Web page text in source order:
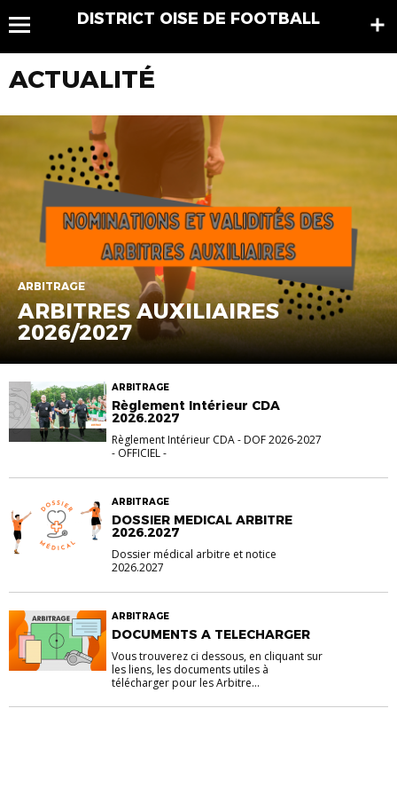
DISTRICT OISE DE FOOTBALL
ACTUALITÉ
ARBITRAGE
ARBITRES AUXILIAIRES
2026/2027
ARBITRAGE
Règlement Intérieur CDA
2026.2027
Règlement Intérieur CDA - DOF 2026-2027
- OFFICIEL -
ARBITRAGE
DOSSIER MEDICAL ARBITRE
2026.2027
Dossier médical arbitre et notice
2026.2027
ARBITRAGE
DOCUMENTS A TELECHARGER
Vous trouverez ci dessous, en cliquant sur
les liens, les documents utiles à
télécharger pour les Arbitre...